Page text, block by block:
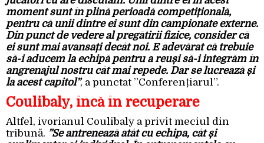
moment sunt în plină perioadă competițională,
pentru că unii dintre ei sunt din campionate externe.
Din punct de vedere al pregătirii fizice, consider că
ei sunt mai avansați decât noi. E adevărat că trebuie
să-i aducem la echipă pentru a reuși să-i integrăm în
angrenajul nostru cât mai repede. Dar se lucrează și
la acest capitol”, a punctat ”Conferențiarul”.
Coulibaly, încă în recuperare
Altfel, ivorianul Coulibaly a privit meciul din
tribună. ”Se antrenează atât cu echipa, cât și